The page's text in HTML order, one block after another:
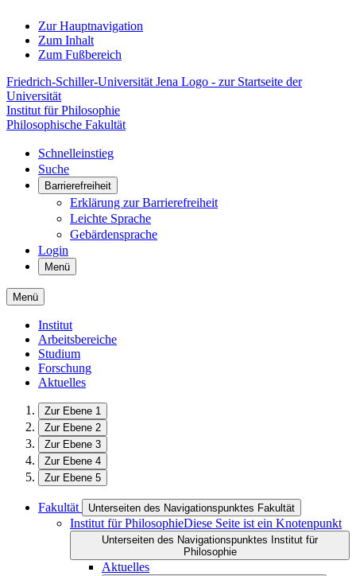
Zur Hauptnavigation
Zum Inhalt
Zum Fußbereich
Friedrich-Schiller-Universität Jena Logo - zur Startseite der
Universität
Institut für Philosophie
Philosophische Fakultät
Schnelleinstieg
Suche
Barrierefreiheit
Erklärung zur Barrierefreiheit
Leichte Sprache
Gebärdensprache
Login
Menü
Menü
Institut
Arbeitsbereiche
Studium
Forschung
Aktuelles
Zur Ebene 1
Zur Ebene 2
Zur Ebene 3
Zur Ebene 4
Zur Ebene 5
Fakultät Unterseiten des Navigationspunktes Fakultät
Institut für PhilosophieDiese Seite ist ein Knotenpunkt
Unterseiten des Navigationspunktes Institut für
Philosophie
Aktuelles